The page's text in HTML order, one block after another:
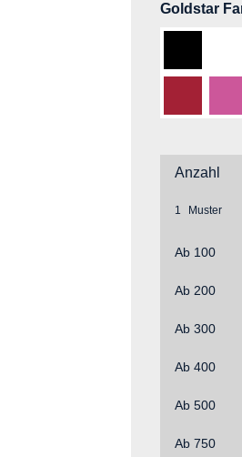
Goldstar
Anzahl
1
Ab 100
Ab 200
Ab 300
Ab 400
Ab 500
Ab 750